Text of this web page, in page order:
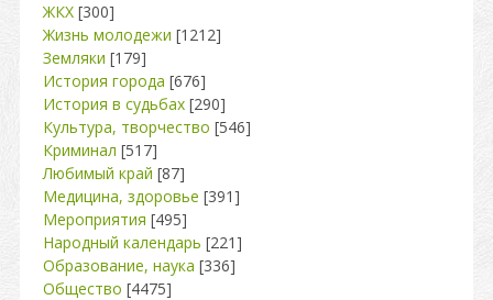
ЖКХ [300]
Жизнь молодежи [1212]
Земляки [179]
История города [676]
История в судьбах [290]
Культура, творчество [546]
Криминал [517]
Любимый край [87]
Медицина, здоровье [391]
Мероприятия [495]
Народный календарь [221]
Образование, наука [336]
Общество [4475]